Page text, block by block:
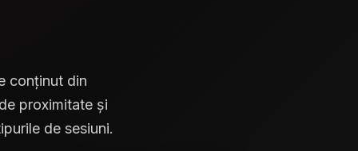
conținut din
proximitate și
de sesiuni.